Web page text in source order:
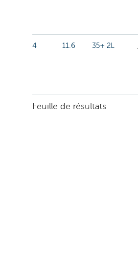
4 11.6 35+ 2L
Feuille de résultats